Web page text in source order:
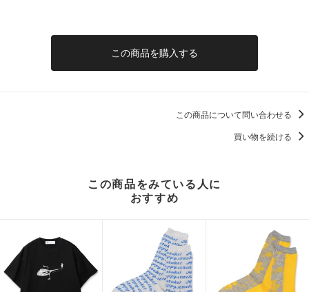
この商品を購入する
この商品について問い合わせる
買い物を続ける
この商品をみている人に
おすすめ